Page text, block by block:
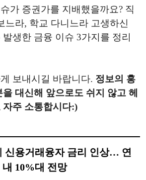
가 증권가를 지배했을까요? 직
느라, 학교 다니느라 고생하신
생한 금융 이슈 3가지를 정리
보내시길 바랍니다. 정보의 홍
대신해 앞으로도 쉬지 않고 헤
자주 소통합시다:)
신용거래융자 금리 인상… 연
내 10%대 전망